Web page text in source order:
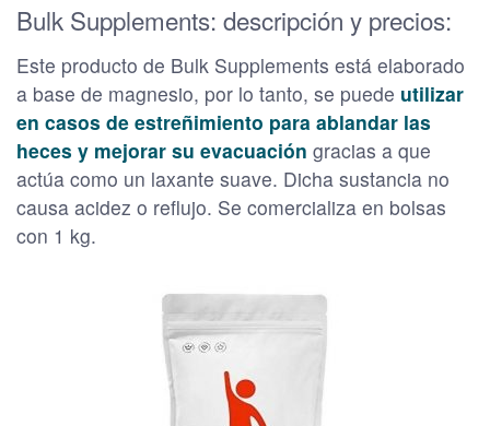
Bulk Supplements: descripción y precios:
Este producto de Bulk Supplements está elaborado
a base de magnesio, por lo tanto, se puede utilizar
en casos de estreñimiento para ablandar las
heces y mejorar su evacuación gracias a que
actúa como un laxante suave. Dicha sustancia no
causa acidez o reflujo. Se comercializa en bolsas
con 1 kg.